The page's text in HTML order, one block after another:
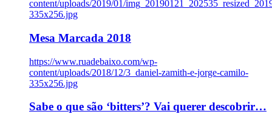
content/uploads/2019/01/
335x256.jpg
Mesa Marcada 2018
https://www.ruadebaixo.com/wp-
content/uploads/2018/12/3_daniel-zamith-e-jorge-camilo-
335x256.jpg
Sabe o que são ‘bitters’? Vai querer descobrir…